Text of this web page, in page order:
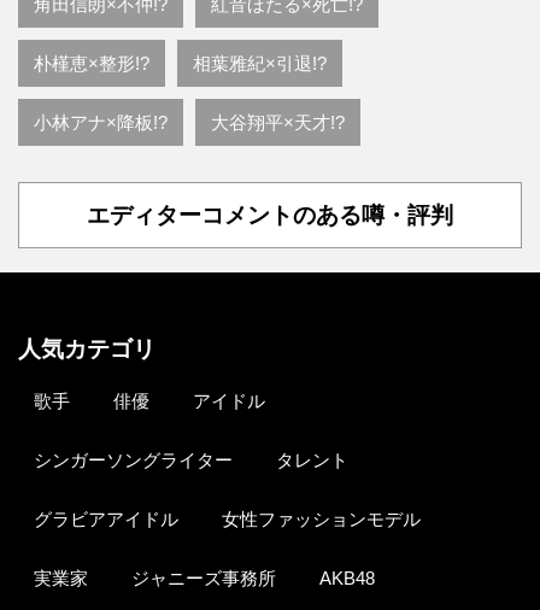
角田信朗×不仲!? 紅音ほたる×死亡!?
朴槿恵×整形!? 相葉雅紀×引退!?
小林アナ×降板!? 大谷翔平×天才!?
エディターコメントのある噂・評判
人気カテゴリ
歌手 俳優 アイドル
シンガーソングライター タレント
グラビアアイドル 女性ファッションモデル
実業家 ジャニーズ事務所 AKB48